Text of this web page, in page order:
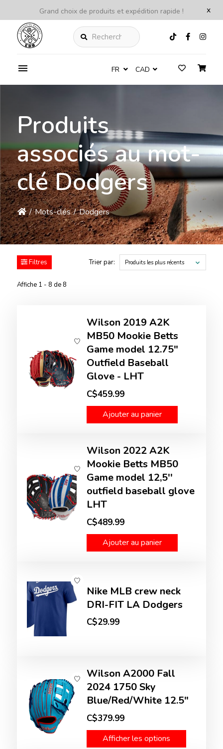
x
Grand choix de produits et expédition rapide !
Rechercher
FR CAD
Produits
associés au mot-
clé Dodgers
/ Mots-clés / Dodgers
Filtres
Affiche 1 - 8 de 8
Trier par: Produits les plus récents
Wilson 2019 A2K
MB50 Mookie Betts
Game model 12.75"
Outfield Baseball
Glove - LHT
C$459.99
Ajouter au panier
Wilson 2022 A2K
Mookie Betts MB50
Game model 12,5''
outfield baseball glove
LHT
C$489.99
Ajouter au panier
Nike MLB crew neck
DRI-FIT LA Dodgers
C$29.99
Wilson A2000 Fall
2024 1750 Sky
Blue/Red/White 12.5"
C$379.99
Afficher les options